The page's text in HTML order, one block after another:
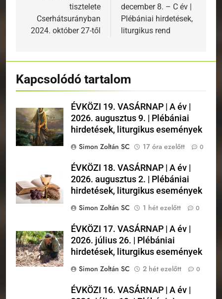
tisztelete
Cserhátsurányban
2024. október 27-től
december 8. – C év |
Plébániai hirdetések,
liturgikus rend
Kapcsolódó tartalom
ÉVKÖZI 19. VASÁRNAP | A év |
2026. augusztus 9. | Plébániai
hirdetések, liturgikus események
Simon Zoltán SC
17 óra ezelőtt 0
ÉVKÖZI 18. VASÁRNAP | A év |
2026. augusztus 2. | Plébániai
hirdetések, liturgikus események
Simon Zoltán SC
1 hét ezelőtt 0
ÉVKÖZI 17. VASÁRNAP | A év |
2026. július 26. | Plébániai
hirdetések, liturgikus események
Simon Zoltán SC
2 hét ezelőtt 0
ÉVKÖZI 16. VASÁRNAP | A év |